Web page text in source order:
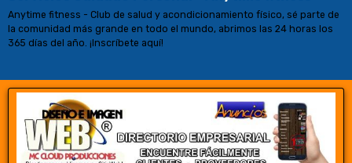
Anytime fitness - Club de salud y acondicionamiento físico, sé parte de
la comunidad más grande en todo el mundo, abrimos las 24 horas los
365 días del año. ¡Inscríbete aquí!